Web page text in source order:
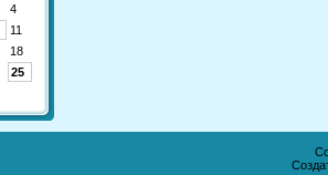
4
11
18
25